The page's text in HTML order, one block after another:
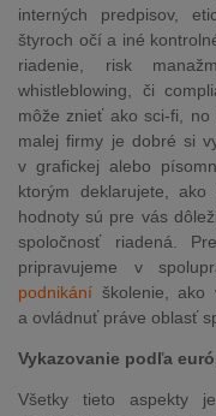
interných predpisov,
štyroch očí a iné
riadenie, risk
whistleblowing, či
môže znieť ako sci-fi,
malej firmy je dobré si
v grafickej alebo
ktorým deklarujete,
hodnoty sú pre vás
spoločnosť riadená.
pripravujeme v
podnikání školenie, ako
a ovládnuť práve oblasť
Vykazovanie podľa
Všetky tieto aspekty